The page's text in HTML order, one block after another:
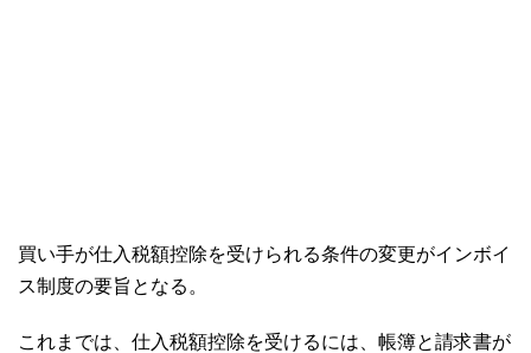
買い手が仕入税額控除を受けられる条件の変更がインボイ
ス制度の要旨となる。
これまでは、仕入税額控除を受けるには、帳簿と請求書が